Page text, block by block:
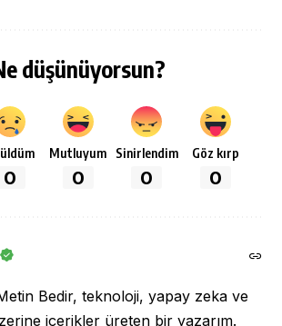
düşünüyorsun?
0
Mutluyum
0
Sinirlendim
0
Göz kırp
0
Bedir, teknoloji, yapay zeka ve
içerikler üreten bir yazarım.